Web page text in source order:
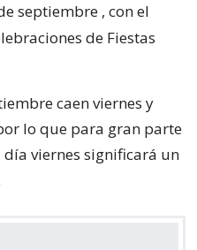
septiembre , con el
de Fiestas
caen viernes y
lo que para gran parte
viernes significará un